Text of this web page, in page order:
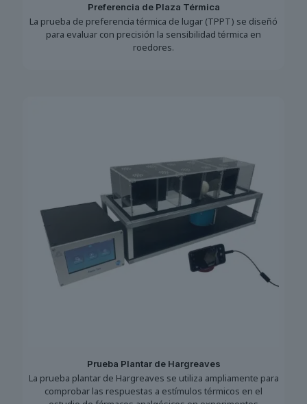
Preferencia de Plaza Térmica
La prueba de preferencia térmica de lugar (TPPT) se diseñó
para evaluar con precisión la sensibilidad térmica en
roedores.
Prueba Plantar de Hargreaves
La prueba plantar de Hargreaves se utiliza ampliamente para
comprobar las respuestas a estímulos térmicos en el